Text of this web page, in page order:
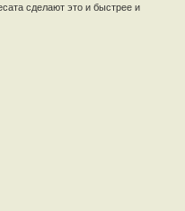
сделают это и быстрее и